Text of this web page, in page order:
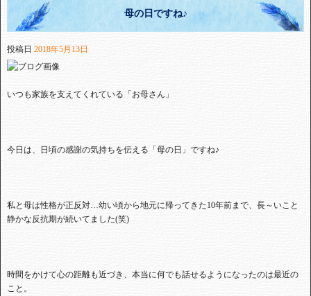
母の日ですね♪
投稿日 2018年5月13日
いつも家族を支えてくれている「お母さん」
今日は、日頃の感謝の気持ちを伝える「母の日」ですね♪
私と母は性格が正反対…幼い頃から地元に帰ってきた10年前まで、長～いこと
静かな反抗期が続いてました(笑)
時間をかけて心の距離も近づき、本当に何でも話せるようになったのは最近の
こと。